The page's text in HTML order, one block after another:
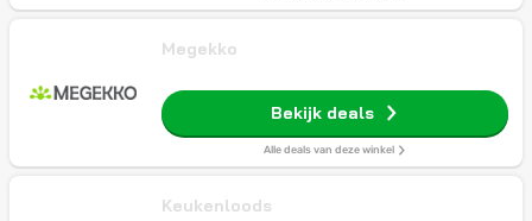
Megekko
Bekijk deals
Alle deals van deze winkel
Keukenloods